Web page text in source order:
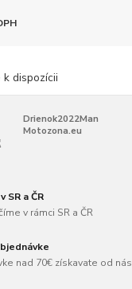
dispozícii
Drienok2022Man
Motozona.eu
SR a ČR
v rámci SR a ČR
nad 70€ získavate od